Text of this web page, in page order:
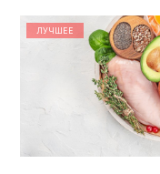
ЛУЧШЕЕ